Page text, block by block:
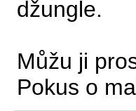
džungle.
Můžu ji
Pokus o